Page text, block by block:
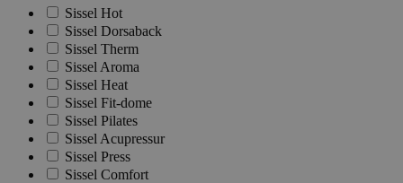
Sissel Hot
Sissel Dorsaback
Sissel Therm
Sissel Aroma
Sissel Heat
Sissel Fit-dome
Sissel Pilates
Sissel Acupressur
Sissel Press
Sissel Comfort